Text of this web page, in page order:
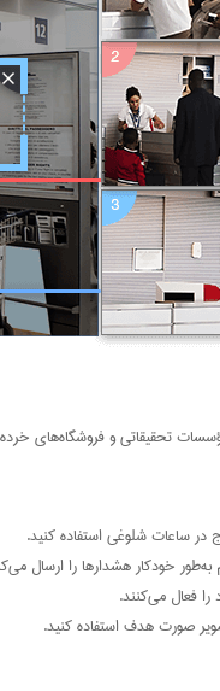
ساعات شلوغی استفاده کنید.
فعال می‌کنند.
صورت هدف استفاده کنید.